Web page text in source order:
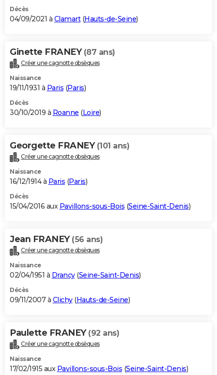
Décès
04/09/2021 à Clamart(Hauts-de-Seine)
Ginette FRANEY (87 ans)
Créer une cagnotte obsèques
Naissance
19/11/1931 à Paris (Paris)
Décès
30/10/2019 à Roanne (Loire)
Georgette FRANEY (101 ans)
Créer une cagnotte obsèques
Naissance
16/12/1914 à Paris (Paris)
Décès
15/04/2016 aux Pavillons-sous-Bois (Seine-Saint-Denis)
Jean FRANEY (56 ans)
Créer une cagnotte obsèques
Naissance
02/04/1951 à Drancy(Seine-Saint-Denis)
Décès
09/11/2007 à Clichy(Hauts-de-Seine)
Paulette FRANEY (92 ans)
Créer une cagnotte obsèques
Naissance
17/02/1915 aux Pavillons-sous-Bois (Seine-Saint-Denis)